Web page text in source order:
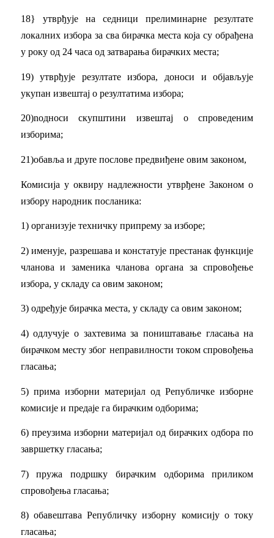
18} утврђује на седници прелиминарне резултате
локалних избора за сва бирачка места која су обрађена
у року од 24 часа од затварања бирачких места;
19) утврђује резултате избора, доноси и објављује
укупан извештај о резултатима избора;
20)nодноси скупштини извештај о спроведеним
изборима;
21)обавља и дpуre послове предвиђене овим законом,
Комисија у оквиру надлежности утврђене Законом о
избору народник посланика:
1) организује техничку припрему за изборе;
2) именује, разрешава и констатује престанак функције
чланова и заменика чланова органа за спровођење
избора, у складу са овим законом;
3) одређује бирачка места, у складу са овим законом;
4) одлучује о захтевима за поништавање гласања на
бирачком месту због неправилности током спровођења
гласања;
5) прима изборни материјал од Републичке изборне
комисије и предаје га бирачким одборима;
6) преузима изборни материјал од бирачких одбора по
завршетку гласања;
7) пружа подршку бирачким одборима приликом
спровођења гласања;
8) обавештава Републичку изборну комисију о току
гласања;